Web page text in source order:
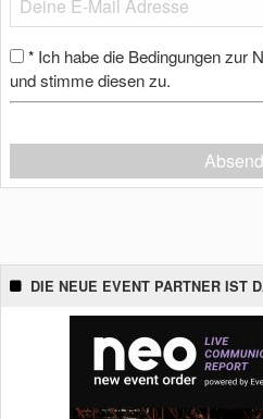
* Ich habe die Bedingungen zur
und stimme diesen zu.
DIE NEUE EVENT PARTNER IST